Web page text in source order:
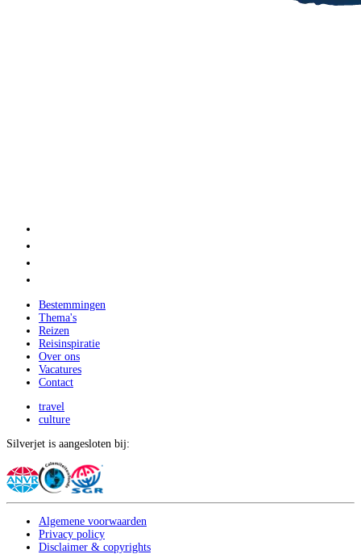
Bestemmingen
Thema's
Reizen
Reisinspiratie
Over ons
Vacatures
Contact
travel
culture
Silverjet is aangesloten bij:
Algemene voorwaarden
Privacy policy
Disclaimer & copyrights